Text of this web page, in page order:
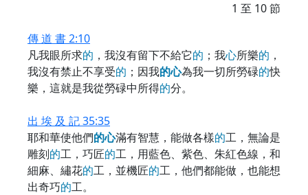
1 至 10 節
傳 道 書 2:10
凡我眼所求的 ，我沒有留下不給它的 ；我心所樂的 ，
我沒有禁止不享受的 ；因我的心為我一切所勞碌的快
樂，這就是我從勞碌中所得的分。
出 埃 及 記 35:35
耶和華使他們的心滿有智慧，能做各樣的工，無論是
雕刻的工，巧匠的工，用藍色、紫色、朱紅色線，和
細麻、繡花的工，並機匠的工，他們都能做，也能想
出奇巧的工。